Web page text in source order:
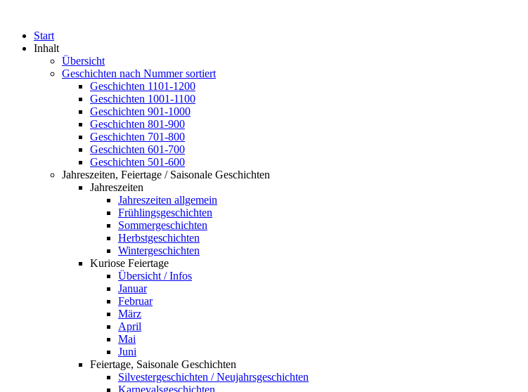
Start
Inhalt
Übersicht
Geschichten nach Nummer sortiert
Geschichten 1101-1200
Geschichten 1001-1100
Geschichten 901-1000
Geschichten 801-900
Geschichten 701-800
Geschichten 601-700
Geschichten 501-600
Jahreszeiten, Feiertage / Saisonale Geschichten
Jahreszeiten
Jahreszeiten allgemein
Frühlingsgeschichten
Sommergeschichten
Herbstgeschichten
Wintergeschichten
Kuriose Feiertage
Übersicht / Infos
Januar
Februar
März
April
Mai
Juni
Feiertage, Saisonale Geschichten
Silvestergeschichten / Neujahrsgeschichten
Karnevalsgeschichten